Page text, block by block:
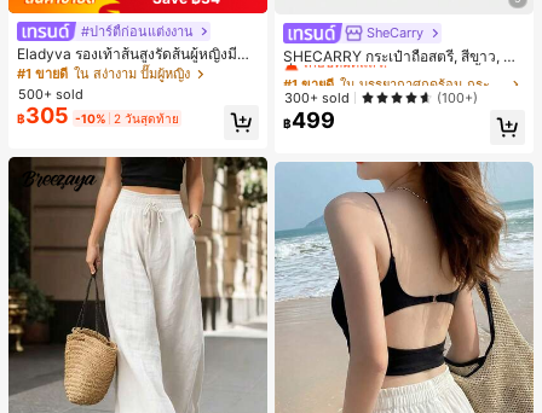
#ปาร์ตี้ก่อนแต่งงาน
Eladyva รองเท้าส้นสูงรัดส้นผู้หญิงมีดอ
กไม้ประดับตาข่ายเสริมและสามารถสว
มได้สองแบบ ส้นสูง 7 ซม. รูปแบบโรมัน
หรูหรา ส้นเข็ม ลุคเทพนิยาย
#1 ขายดี ใน สง่างาม ปั๊มผู้หญิง
500+ sold
฿305 -10% 2 วันสุดท้าย
SheCarry
SHECARRY กระเป๋าถือสตรี, สีขาว, แฟ
ชั่น, สง่างาม, วันหยุด, งานปาร์ตี้
#1 ขายดี
เกือบหมดแล้ว!
#1 ขายดี
เกือบหมดแล้ว!
#1 ขายดี
เกือบหมดแล้ว!
#1 ขายดี
ใน บรรยากาศฤดูร้อน กระเป๋าหูหิ้วด้านบนผู้หญิง
300+ sold (100+)
฿499